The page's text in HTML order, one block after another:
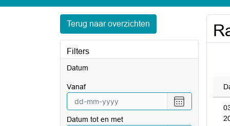
Terug naar overzichten
Filters
Datum
vanaf
Selecteer
een
Datum tot en met